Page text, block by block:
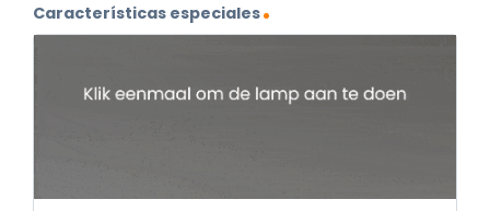
Características especiales